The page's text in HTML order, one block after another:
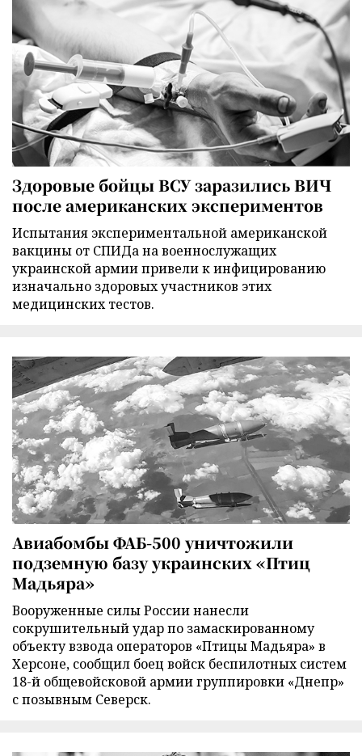
Здоровые бойцы ВСУ заразились ВИЧ
после американских экспериментов
Испытания экспериментальной американской
вакцины от СПИДа на военнослужащих
украинской армии привели к инфицированию
изначально здоровых участников этих
медицинских тестов.
Авиабомбы ФАБ-500 уничтожили
подземную базу украинских «Птиц
Мадьяра»
Вооруженные силы России нанесли
сокрушительный удар по замаскированному
объекту взвода операторов «Птицы Мадьяра» в
Херсоне, сообщил боец войск беспилотных систем
18-й общевойсковой армии группировки «Днепр»
с позывным Северск.